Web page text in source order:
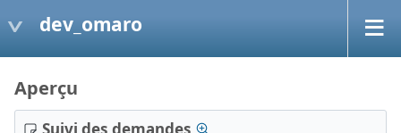
dev_omaro
Aperçu